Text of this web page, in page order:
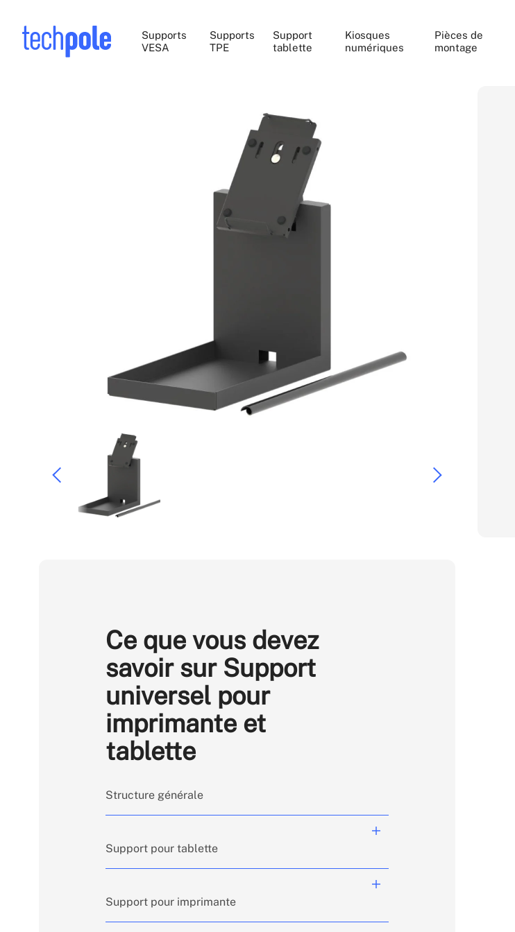
Supports
VESA
Supports
TPE
Support
tablette
Kiosques
numériques
Pièces de
montage
Ce que vous devez
savoir sur Support
universel pour
imprimante et
tablette
Structure générale
Largeur totale : 175 mm.
Profondeur totale : 274,51 mm.
Support pour tablette
Support pour imprimante